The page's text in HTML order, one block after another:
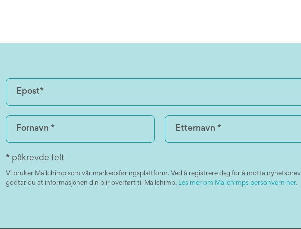
* påkrevde felt
Vi bruker Mailchimp som vår markedsføringsplattform. Ved å registrere deg for å motta nyhetsbrev
godtar du at informasjonen din blir overført til Mailchimp. Les mer om Mailchimps personvern her.